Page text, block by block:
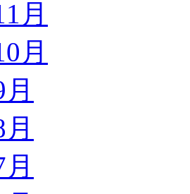
月
月